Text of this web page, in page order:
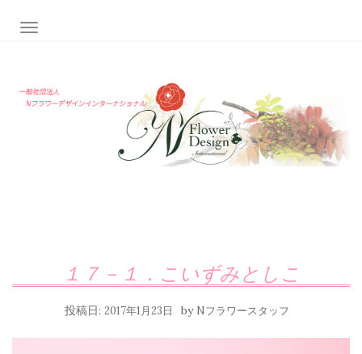
ナビゲーション切り替え
１７－１．こいずみとしこ
投稿日: 2017年1月23日 by Nフラワースタッフ